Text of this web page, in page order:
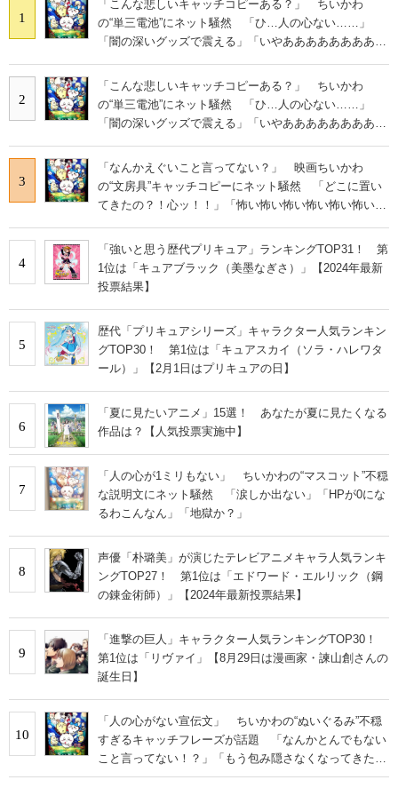
1
「こんな悲しいキャッチコピーある？」 ちいかわ
の“単三電池”にネット騒然 「ひ…人の心ない……」
「闇の深いグッズで震える」「いやあああああああああ
2
「こんな悲しいキャッチコピーある？」 ちいかわ
の“単三電池”にネット騒然 「ひ…人の心ない……」
「闇の深いグッズで震える」「いやあああああああああ
3
「なんかえぐいこと言ってない？」 映画ちいかわ
の“文房具”キャッチコピーにネット騒然 「どこに置い
てきたの？！心ッ！！」「怖い怖い怖い怖い怖い怖い怖
4
「強いと思う歴代プリキュア」ランキングTOP31！ 第
1位は「キュアブラック（美墨なぎさ）」【2024年最新
投票結果】
5
歴代「プリキュアシリーズ」キャラクター人気ランキン
グTOP30！ 第1位は「キュアスカイ（ソラ・ハレワタ
ール）」【2月1日はプリキュアの日】
6
「夏に見たいアニメ」15選！ あなたが夏に見たくなる
作品は？【人気投票実施中】
7
「人の心が1ミリもない」 ちいかわの“マスコット”不穏
な説明文にネット騒然 「涙しか出ない」「HPが0にな
るわこんなん」「地獄か？」
8
声優「朴璐美」が演じたテレビアニメキャラ人気ランキ
ングTOP27！ 第1位は「エドワード・エルリック（鋼
の錬金術師）」【2024年最新投票結果】
9
「進撃の巨人」キャラクター人気ランキングTOP30！
第1位は「リヴァイ」【8月29日は漫画家・諫山創さんの
誕生日】
10
「人の心がない宣伝文」 ちいかわの“ぬいぐるみ”不穏
すぎるキャッチフレーズが話題 「なんかとんでもない
こと言ってない！？」「もう包み隠さなくなってきた
な」